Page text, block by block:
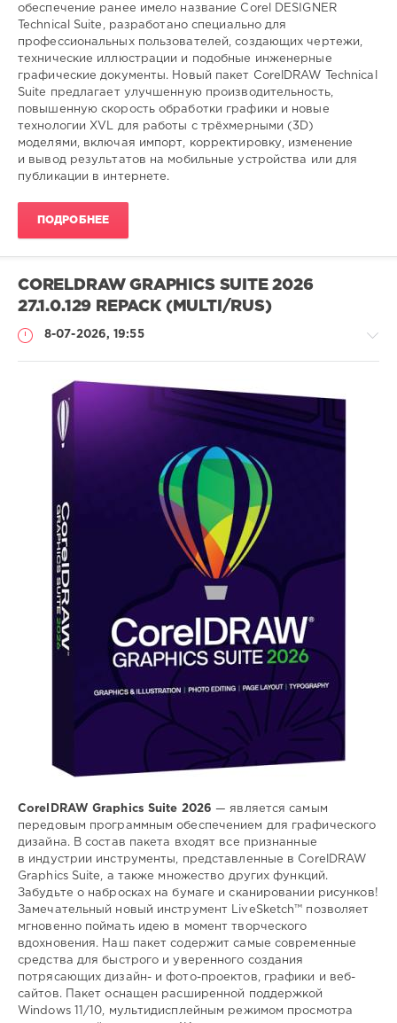
обеспечение ранее имело название Corel DESIGNER
Technical Suite, разработано специально для
профессиональных пользователей, создающих чертежи,
технические иллюстрации и подобные инженерные
графические документы. Новый пакет CorelDRAW Technical
Suite предлагает улучшенную производительность,
повышенную скорость обработки графики и новые
технологии XVL для работы с трёхмерными (3D)
моделями, включая импорт, корректировку, изменение
и вывод результатов на мобильные устройства или для
публикации в интернете.
ПОДРОБНЕЕ
CORELDRAW GRAPHICS SUITE 2026
27.1.0.129 REPACK (MULTI/RUS)
8-07-2026, 19:55
Софт
0
редактор
графического
дизайна
CorelDRAW Graphics Suite 2026 — является самым
передовым программным обеспечением для графического
дизайна. В состав пакета входят все признанные
в индустрии инструменты, представленные в CorelDRAW
Graphics Suite, а также множество других функций.
Забудьте о набросках на бумаге и сканировании рисунков!
Замечательный новый инструмент LiveSketch™ позволяет
мгновенно поймать идею в момент творческого
вдохновения. Наш пакет содержит самые современные
средства для быстрого и уверенного создания
потрясающих дизайн- и фото-проектов, графики и веб-
сайтов. Пакет оснащен расширенной поддержкой
Windows 11/10, мультидисплейным режимом просмотра